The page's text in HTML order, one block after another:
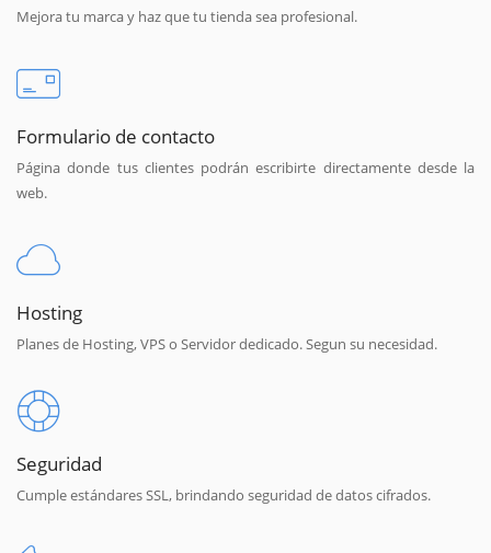
Mejora tu marca y haz que tu tienda sea profesional.
Formulario de contacto
Página donde tus clientes podrán escribirte directamente desde la
web.
Hosting
Planes de Hosting, VPS o Servidor dedicado. Segun su necesidad.
Seguridad
Cumple estándares SSL, brindando seguridad de datos cifrados.